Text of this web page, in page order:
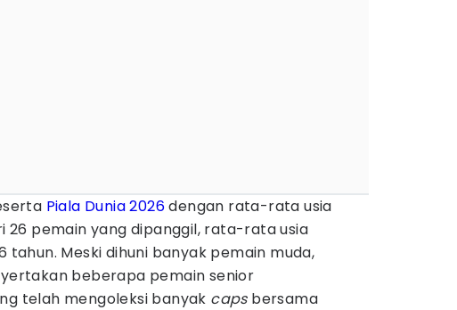
Piala Dunia 2026dengan rata-rata usia
26 pemain yang dipanggil, rata-rata usia
tahun. Meski dihuni banyak pemain muda,
beberapa pemain senior
telah mengoleksi banyak capsbersama